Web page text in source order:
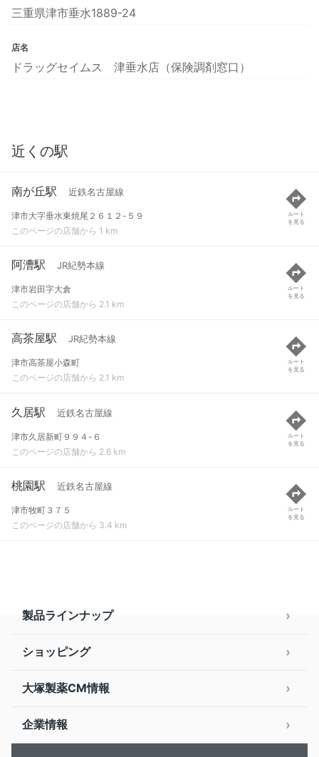
三重県津市垂水1889-24
店名
ドラッグセイムス 津垂水店（保険調剤窓口）
近くの駅
南が丘駅 近鉄名古屋線
津市大字垂水東焼尾２６１２-５９
このページの店舗から 1 km
ルート
を見る
阿漕駅 JR紀勢本線
津市岩田字大倉
このページの店舗から 2.1 km
ルート
を見る
高茶屋駅 JR紀勢本線
津市高茶屋小森町
このページの店舗から 2.1 km
ルート
を見る
久居駅 近鉄名古屋線
津市久居新町９９４-６
このページの店舗から 2.6 km
ルート
を見る
桃園駅 近鉄名古屋線
津市牧町３７５
このページの店舗から 3.4 km
ルート
を見る
製品ラインナップ
ショッピング
大塚製薬CM情報
企業情報